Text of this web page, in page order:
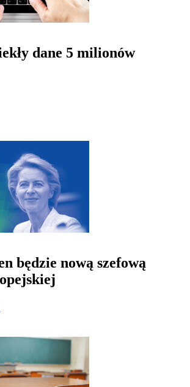
dane 5 milionów
będzie nową szefową